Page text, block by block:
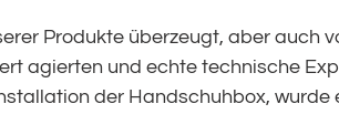
Produkte überzeugt, aber auch
agierten und echte technische
der Handschuhbox,